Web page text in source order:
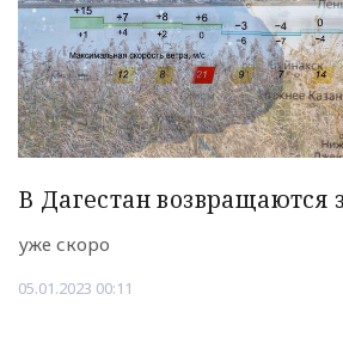
В Дагестан возвращаются
уже скоро
05.01.2023 00:11